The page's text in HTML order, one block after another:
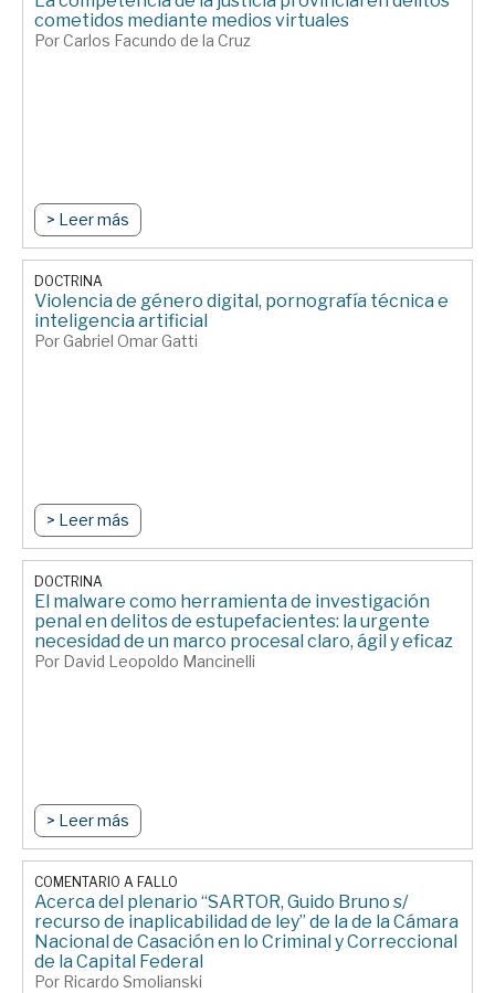
cometidos mediante medios virtuales
Por Carlos Facundo de la Cruz
> Leer más
DOCTRINA
Violencia de género digital, pornografía técnica e
inteligencia artificial
Por Gabriel Omar Gatti
> Leer más
DOCTRINA
El malware como herramienta de investigación
penal en delitos de estupefacientes: la urgente
necesidad de un marco procesal claro, ágil y eficaz
Por David Leopoldo Mancinelli
> Leer más
COMENTARIO A FALLO
Acerca del plenario “SARTOR, Guido Bruno s/
recurso de inaplicabilidad de ley” de la de la Cámara
Nacional de Casación en lo Criminal y Correccional
de la Capital Federal
Por Ricardo Smolianski